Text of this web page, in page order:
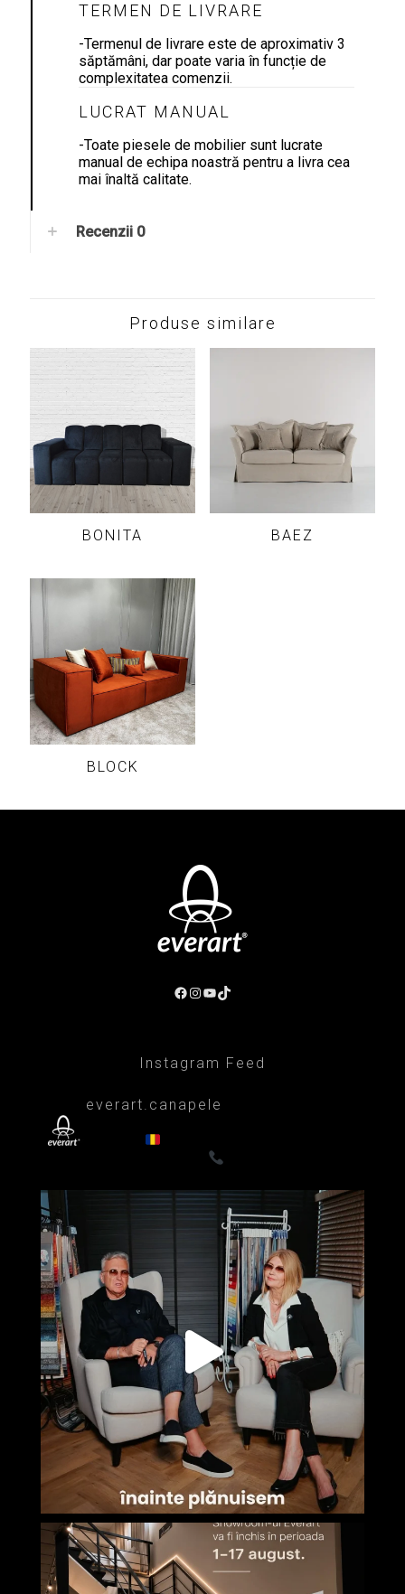
TERMEN DE LIVRARE
-Termenul de livrare este de aproximativ 3
săptămâni, dar poate varia în funcție de
complexitatea comenzii.
LUCRAT MANUAL
-Toate piesele de mobilier sunt lucrate
manual de echipa noastră pentru a livra cea
mai înaltă calitate.
Recenzii 0
Produse similare
BONITA BAEZ
BLOCK
Facebook
Instagram
YouTube
TikTok
Instagram Feed
everart.canapele